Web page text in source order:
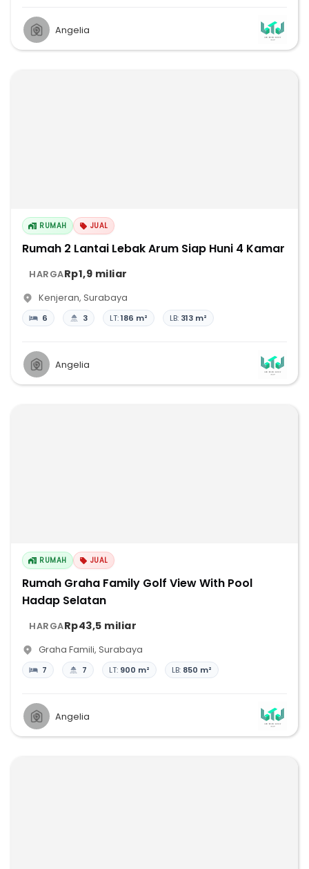
Angelia
RUMAH JUAL
Rumah 2 Lantai Lebak Arum Siap Huni 4 Kamar
HARGARp1,9 miliar
Kenjeran, Surabaya
6 3 LT:186 m² LB: 313 m²
Angelia
RUMAH JUAL
Rumah Graha Family Golf View With Pool
Hadap Selatan
HARGARp43,5 miliar
Graha Famili, Surabaya
7 7 LT: 900 m² LB: 850 m²
Angelia